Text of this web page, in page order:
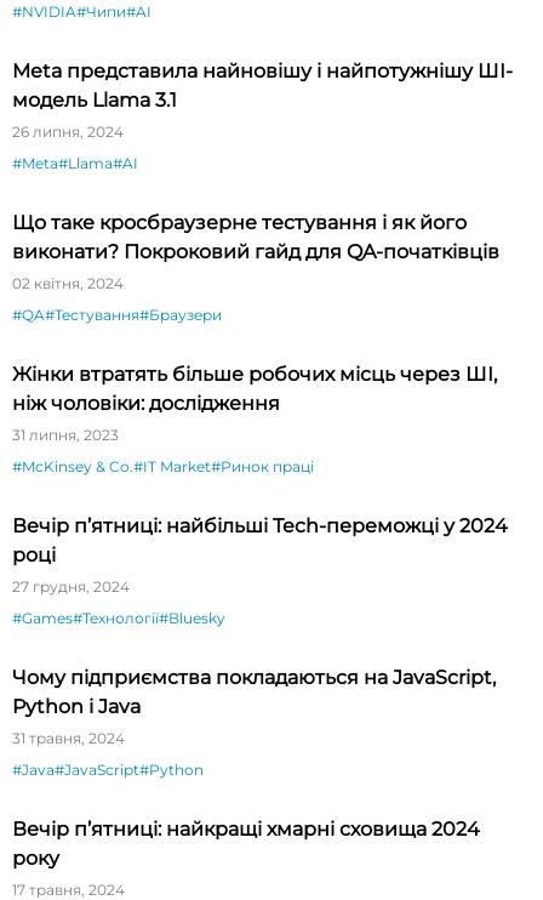
#NVIDIA#Чипи#AI
Meta представила найновішу і найпотужнішу ШІ-
модель Llama 3.1
26 липня, 2024
#Meta#Llama#AI
Що таке кросбраузерне тестування і як його
виконати? Покроковий гайд для QA-початківців
02 квітня, 2024
#QA#Тестування#Браузери
Жінки втратять більше робочих місць через ШІ,
ніж чоловіки: дослідження
31 липня, 2023
#McKinsey & Co.#IT Market#Ринок праці
Вечір п’ятниці: найбільші Tech-переможці у 2024
році
27 грудня, 2024
#Games#Технології#Bluesky
Чому підприємства покладаються на JavaScript,
Python і Java
31 травня, 2024
#Java#JavaScript#Python
Вечір п’ятниці: найкращі хмарні сховища 2024
року
17 травня, 2024